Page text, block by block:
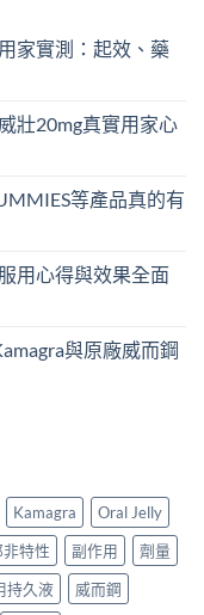
家實測：起效、藥
壯20mg真實用家心
等產品真的有
用心得與效果全面
與原廠威而鋼
Kamagra
Oral Jelly
特性 副作用
劑量
持久液
威而鋼